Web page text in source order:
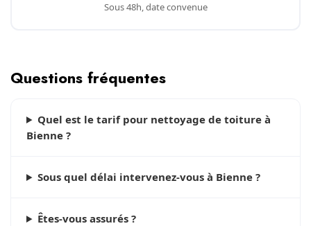
Sous 48h, date convenue
Questions fréquentes
Quel est le tarif pour nettoyage de toiture à
Bienne ?
Sous quel délai intervenez-vous à Bienne ?
Êtes-vous assurés ?